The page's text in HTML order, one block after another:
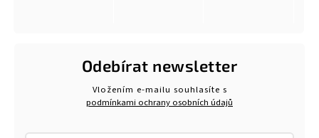
Odebírat newsletter
Vložením e-mailu souhlasíte s
podmínkami ochrany osobních údajů